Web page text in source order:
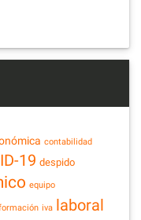
contabilidad
19 despido
equipo
iva laboral